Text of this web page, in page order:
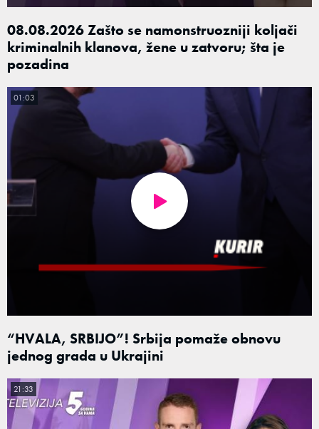
08.08.2026 Zašto se namonstruozniji koljači
kriminalnih klanova, žene u zatvoru; šta je
pozadina
“HVALA, SRBIJO”! Srbija pomaže obnovu
jednog grada u Ukrajini
01:03
21:33